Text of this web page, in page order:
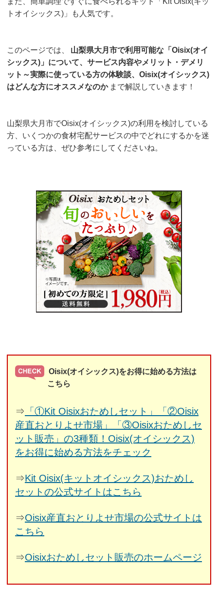
トオイシックス)」も人気です。
このページでは、
山梨県大月市で利用可能な「Oisix(オイ
シックス)」について、サービス内容やメリット・デメリ
ット～実際に使っている方の体験談、Oisix(オイシックス)
はどんな方にオススメなのか まで解説していきます！
山梨県大月市でOisix(オイシックス)の利用を検討している
方、いくつかの食材宅配サービスの中でどれにするかを迷
っている方は、ぜひ参考にしてくださいね。
Oisix(オイシックス)をお得に始める方法は
こちら
⇒ 「①Kit Oisixおためしセット」「②Oisix
産直おとりよせ市場」「③Oisixおためしセ
ット販売」の3種類！Oisix(オイシックス)
をお得に始める方法をチェック
⇒Kit Oisix(キットオイシックス)おためし
セットの公式サイトはこちら
⇒Oisix産直おとりよせ市場の公式サイトは
こちら
⇒Oisixおためしセット販売のホームページ